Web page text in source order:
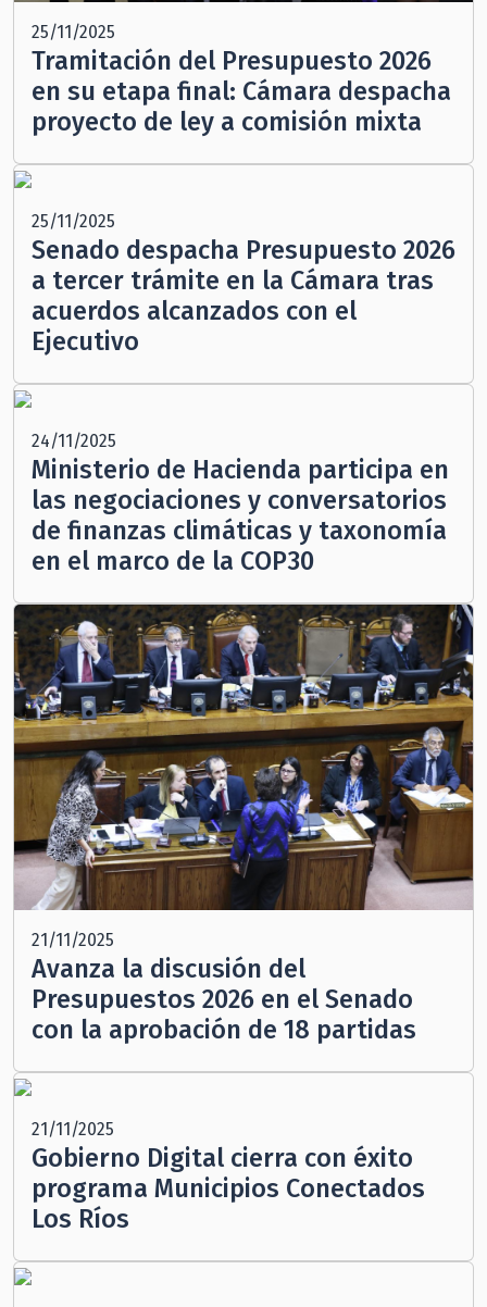
25/11/2025
Tramitación del Presupuesto 2026
en su etapa final: Cámara despacha
proyecto de ley a comisión mixta
25/11/2025
Senado despacha Presupuesto 2026
a tercer trámite en la Cámara tras
acuerdos alcanzados con el
Ejecutivo
24/11/2025
Ministerio de Hacienda participa en
las negociaciones y conversatorios
de finanzas climáticas y taxonomía
en el marco de la COP30
21/11/2025
Avanza la discusión del
Presupuestos 2026 en el Senado
con la aprobación de 18 partidas
21/11/2025
Gobierno Digital cierra con éxito
programa Municipios Conectados
Los Ríos